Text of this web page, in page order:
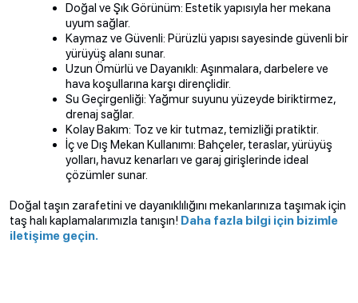
Doğal ve Şık Görünüm: Estetik yapısıyla her mekana
uyum sağlar.
Kaymaz ve Güvenli: Pürüzlü yapısı sayesinde güvenli bir
yürüyüş alanı sunar.
Uzun Ömürlü ve Dayanıklı: Aşınmalara, darbelere ve
hava koşullarına karşı dirençlidir.
Su Geçirgenliği: Yağmur suyunu yüzeyde biriktirmez,
drenaj sağlar.
Kolay Bakım: Toz ve kir tutmaz, temizliği pratiktir.
İç ve Dış Mekan Kullanımı: Bahçeler, teraslar, yürüyüş
yolları, havuz kenarları ve garaj girişlerinde ideal
çözümler sunar.
Doğal taşın zarafetini ve dayanıklılığını mekanlarınıza taşımak için
taş halı kaplamalarımızla tanışın! Daha fazla bilgi için bizimle
iletişime geçin.